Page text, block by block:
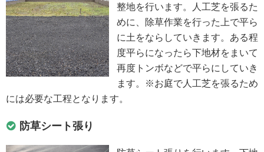
整地を行います。人工芝を張るた
めに、除草作業を行った上で平ら
に土をならしていきます。ある程
度平らになったら下地材をまいて
再度トンボなどで平らにしていき
ます。※お庭で人工芝を張るため
には必要な工程となります。
防草シート張り